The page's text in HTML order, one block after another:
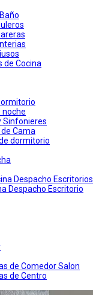
de Cocina
noche
Sinfonieres
Cama
dormitorio
Despacho Escritorios
Despacho Escritorio
de Comedor Salon
de Centro